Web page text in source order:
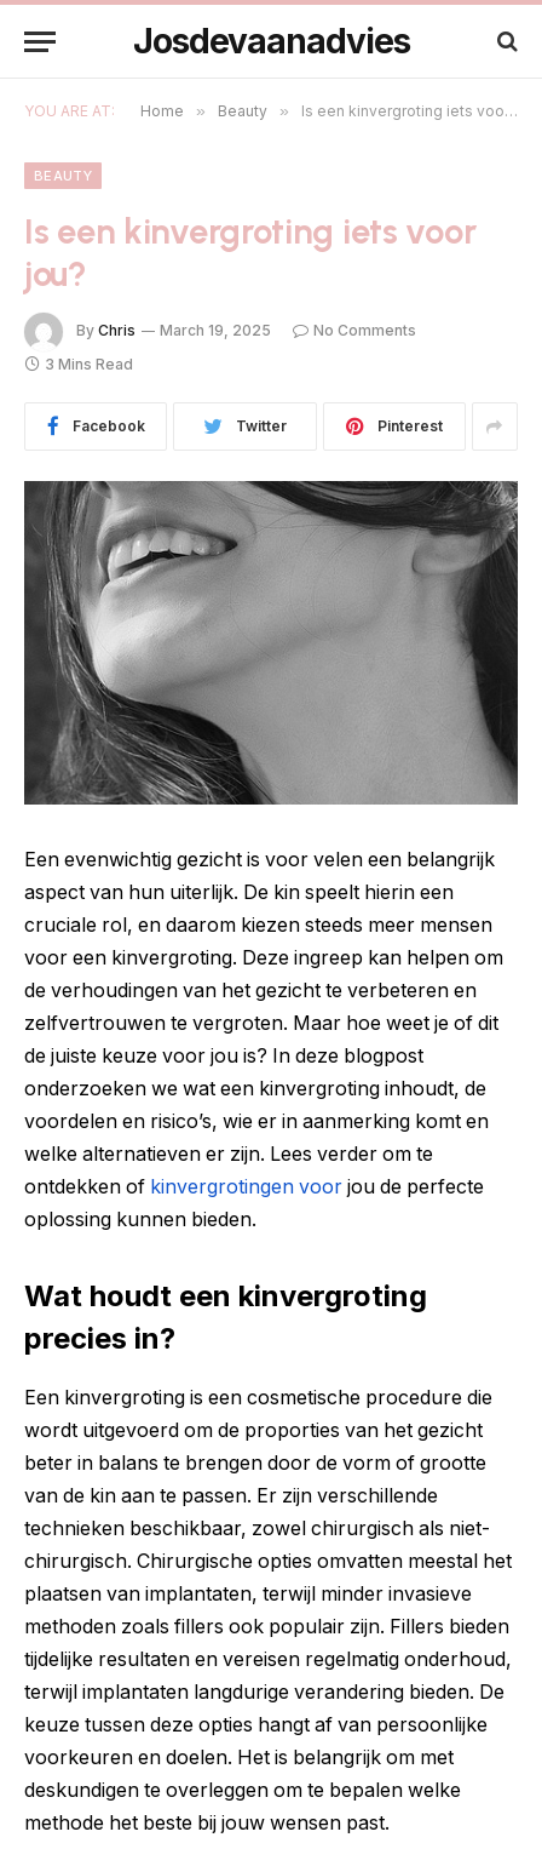
Josdevaanadvies
YOU ARE AT: Home » Beauty » Is een kinvergroting iets voor jou?
BEAUTY
Is een kinvergroting iets voor
jou?
By Chris March 19, 2025
No Comments
3 Mins Read
Facebook Twitter Pinterest
Een evenwichtig gezicht is voor velen een belangrijk
aspect van hun uiterlijk. De kin speelt hierin een
cruciale rol, en daarom kiezen steeds meer mensen
voor een kinvergroting. Deze ingreep kan helpen om
de verhoudingen van het gezicht te verbeteren en
zelfvertrouwen te vergroten. Maar hoe weet je of dit
de juiste keuze voor jou is? In deze blogpost
onderzoeken we wat een kinvergroting inhoudt, de
voordelen en risico’s, wie er in aanmerking komt en
welke alternatieven er zijn. Lees verder om te
ontdekken of kinvergrotingen voor jou de perfecte
oplossing kunnen bieden.
Wat houdt een kinvergroting
precies in?
Een kinvergroting is een cosmetische procedure die
wordt uitgevoerd om de proporties van het gezicht
beter in balans te brengen door de vorm of grootte
van de kin aan te passen. Er zijn verschillende
technieken beschikbaar, zowel chirurgisch als niet-
chirurgisch. Chirurgische opties omvatten meestal het
plaatsen van implantaten, terwijl minder invasieve
methoden zoals fillers ook populair zijn. Fillers bieden
tijdelijke resultaten en vereisen regelmatig onderhoud,
terwijl implantaten langdurige verandering bieden. De
keuze tussen deze opties hangt af van persoonlijke
voorkeuren en doelen. Het is belangrijk om met
deskundigen te overleggen om te bepalen welke
methode het beste bij jouw wensen past.